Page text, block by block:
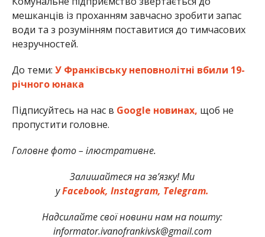
мешканців із проханням завчасно зробити запас
води та з розумінням поставитися до тимчасових
незручностей.
До теми: У Франківську неповнолітні вбили 19-
річного юнака
Підписуйтесь на нас в Google новинах, щоб не
пропустити головне.
Головне фото – ілюстративне.
Залишайтеся на зв’язку! Ми
уFacebook, Instagram, Telegram.
Надсилайте свої новини нам на пошту:
informator.ivanofrankivsk@gmail.com